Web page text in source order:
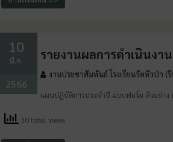
10
มี.ค.
2566
รายงานผลการดำเนินง
งานประชาสัมพันธ์ โรงเรียนวัดหัวป่า (รั
แผนปฏิบัติการประจำปี แบบฟอร์ม ตัวอย่าง
30 total views